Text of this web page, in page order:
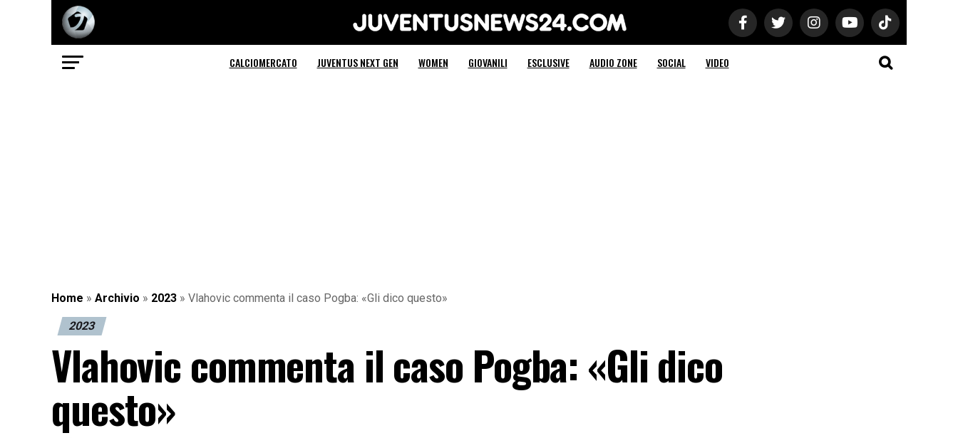
Juventus News 24
CALCIOMERCATO JUVENTUS NEXT GEN WOMEN GIOVANILI ESCLUSIVE AUDIO ZONE SOCIAL VIDEO
Home » Archivio » 2023 » Vlahovic commenta il caso Pogba: «Gli dico questo»
2023
Vlahovic commenta il caso Pogba: «Gli dico
questo»